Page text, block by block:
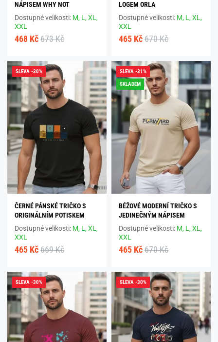
NÁPISEM WHY NOT
Dostupné velikosti: M, L,XL,
XXL
468 Kč 673 Kč
LOGEM ORLA
Dostupné velikosti: M, L,XL,
XXL
465 Kč 670 Kč
SLEVA -30%
ČERNÉ PÁNSKÉ TRIČKO S
ORIGINÁLNÍM POTISKEM
Dostupné velikosti: M, L,XL,
XXL
465 Kč 669 Kč
SLEVA -31%
SKLADEM
BÉŽOVÉ MODERNÍ TRIČKO S
JEDINEČNÝM NÁPISEM
Dostupné velikosti: M, L,XL,
XXL
465 Kč 670 Kč
SLEVA -30% SLEVA -30%